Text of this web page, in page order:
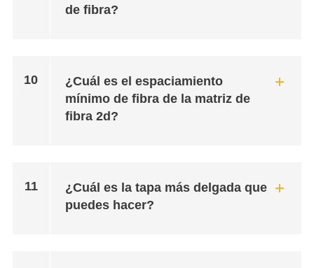
de fibra?
10
¿Cuál es el espaciamiento
mínimo de fibra de la matriz de
fibra 2d?
11
¿Cuál es la tapa más delgada que
puedes hacer?